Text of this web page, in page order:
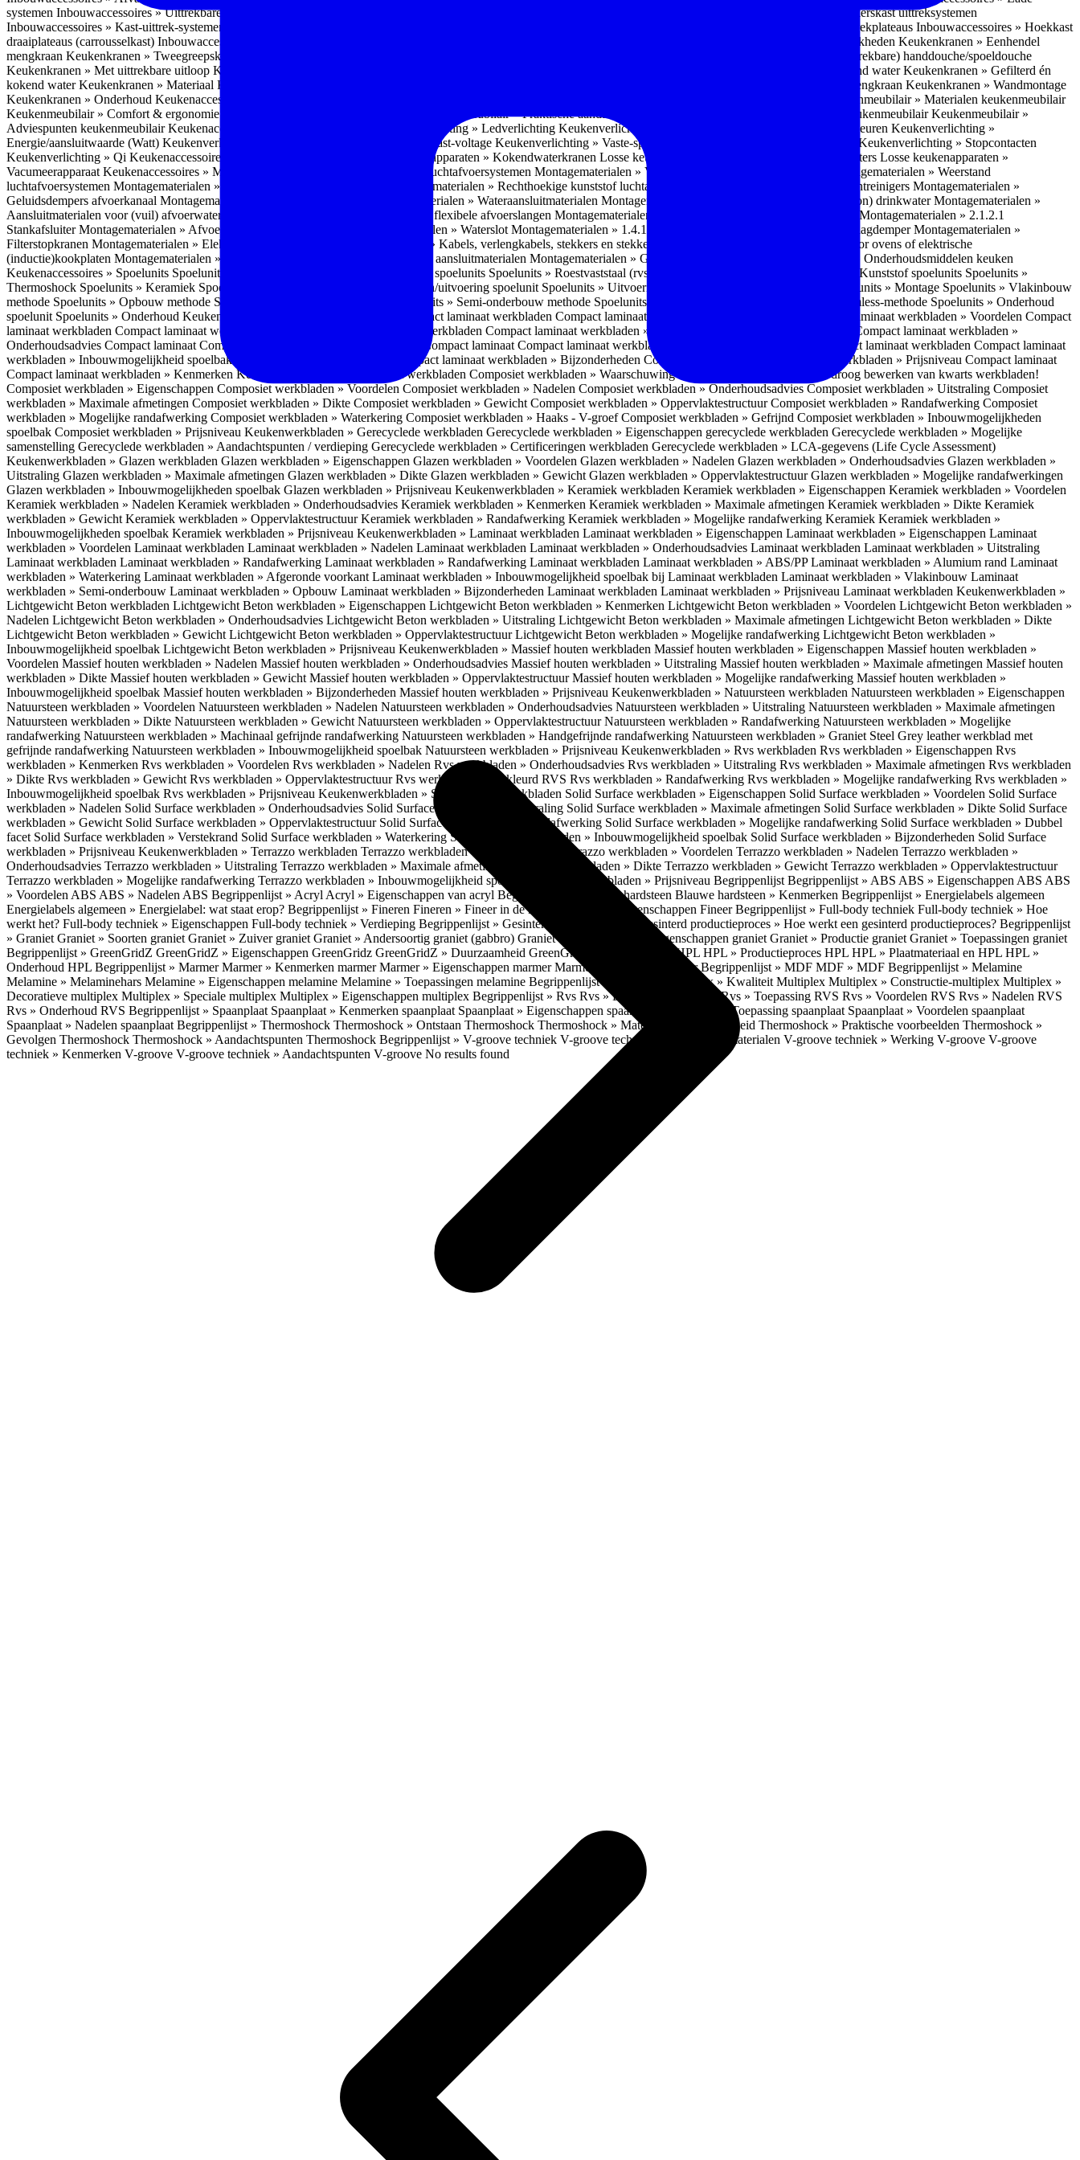
systemen Inbouwaccessoires » Uittrekbare ladesystemen
Inbouwaccessoires » Apothekerskast uittreksystemen
Inbouwaccessoires » Kast-uittrek-systemen
Inbouwaccessoires » Hoekkast uittrekplateaus Inbouwaccessoires » Hoekkast
draaiplateaus (carrousselkast) Inbouwaccessoires » Onderhoud Keukenkranen » Bedieningsmogelijkheden Keukenkranen » Eenhendel
mengkraan Keukenkranen » Tweegreepskraan
Keukenkranen » Met (uitrekbare) handdouche/spoeldouche
Keukenkranen » Met uittrekbare uitloop Keukenkranen » Gefilterd water Keukenkranen » Kokend waterKeukenkranen » Gefilterd én
kokend waterKeukenkranen » Materiaal Keukenkranen » Pvd Techniek (pvd) Keukenkranen » Bladmengkraan Keukenkranen » Wandmontage
Keukenkranen » Onderhoud Keukenaccessoires » Keukenmeubilair
Keukenmeubilair » Materialen keukenmeubilair
Keukenmeubilair » Comfort & ergonomie
Keukenmeubilair » Praktische aandachtspunten Keukenmeubilair » Duurzaamheid keukenmeubilairKeukenmeubilair »
Adviespunten keukenmeubilairKeukenaccessoires » Keukenverlichting Keukenverlichting » Ledverlichting Keukenverlichting » Installatie Keukenverlichting » Lichtkleuren Keukenverlichting »
Energie/aansluitwaarde (Watt) Keukenverlichting » Leddriver Keukenverlichting » Vast-voltage Keukenverlichting » Vaste-spanning
Keukenverlichting » Stopcontacten
Keukenverlichting » Qi Keukenaccessoires » Losse keukenapparaten Losse keukenapparaten » Kokendwaterkranen Losse keukenapparaten » Plintverwarming/plintheaters Losse keukenapparaten »
Vacumeerapparaat Keukenaccessoires » Montagematerialen Montagematerialen » Luchtafvoersystemen Montagematerialen » Verschillende Luchtafvoersystemen
Montagematerialen » Weerstand
luchtafvoersystemen Montagematerialen » Flexibele (ronde) afvoerslangen Montagematerialen » Rechthoekige kunststof luchtafvoersystemen Montagematerialen » Luchtreinigers Montagematerialen »
Geluidsdempers afvoerkanaal Montagematerialen » Aansluitmaterialen Montagematerialen » Wateraansluitmaterialen Montagematerialen » Aansluitmateriaal voor (schoon) drinkwaterMontagematerialen »
Aansluitmaterialen voor (vuil) afvoerwater sifons
Montagematerialen » 1.2.1 Ronde flexibele afvoerslangen Montagematerialen » Dempingsysteem van lades en deuren Montagematerialen » 2.1.2.1
StankafsluiterMontagematerialen » Afvoerpluggen t.b.v. spoelunits Montagematerialen » Waterslot Montagematerialen » 1.4.1 Plasmafilter Montagematerialen » WaterslagdemperMontagematerialen »
Filterstopkranen Montagematerialen » Elektra aansluitmateriaal Montagematerialen » Kabels, verlengkabels, stekkers en stekkerblokken
Montagematerialen » Kabels voor ovens of elektrische
(inductie)kookplaten Montagematerialen » Combiregelaar Montagematerialen » Gas aansluitmaterialen Montagematerialen » Gasaansluitmaterialen
Montagematerialen » Onderhoudsmiddelen keuken
Keukenaccessoires » Spoelunits Spoelunits » Types/soorten Spoelunits » Materialen spoelunits Spoelunits » Roestvaststaal (rvs) Spoelunits » Kunststof spoelunits Spoelunits »
Thermoshock Spoelunits » Keramiek Spoelunits » Tegelbakken Spoelunits » Design/uitvoering spoelunit Spoelunits » Uitvoering Spoelunits » Montage Spoelunits » Vlakinbouw
methode Spoelunits » Opbouw methode Spoelunits » Onderbouw methode Spoelunits » Semi-onderbouw methode Spoelunits » Tussenbouw methode Spoelunits » Rimless-methode Spoelunits » Onderhoud
spoelunit Spoelunits » Onderhoud Keukenwerkbladen Keukenwerkbladen » Compact laminaat werkbladen Compact laminaat werkbladen » Eigenschappen
Compact laminaat werkbladen » Voordelen Compact
laminaat werkbladen Compact laminaat werkbladen » Nadelen Compact laminaat werkbladen Compact laminaat werkbladen » Nanotech massief laminaat werkbladen
Compact laminaat werkbladen »
Onderhoudsadvies Compact laminaat Compact laminaat werkbladen » Uitstraling Compact laminaat Compact laminaat werkbladen » Mogelijke randafwerking Compact laminaat werkbladen Compact laminaat
werkbladen » Inbouwmogelijkheid spoelbak Compact laminaat werkbladen
Compact laminaat werkbladen » Bijzonderheden Compact laminaat
Compact laminaat werkbladen » Prijsniveau Compact laminaat
Compact laminaat werkbladen » Kenmerken Keukenwerkbladen » Composiet werkbladen Composiet werkbladen » Waarschuwing Monteurs: bescherm je bij het droog bewerken van kwarts werkbladen!
Composiet werkbladen » Eigenschappen Composiet werkbladen » Voordelen Composiet werkbladen » Nadelen Composiet werkbladen » OnderhoudsadviesComposiet werkbladen » Uitstraling Composiet
werkbladen » Maximale afmetingen Composiet werkbladen » Dikte Composiet werkbladen » Gewicht Composiet werkbladen » OppervlaktestructuurComposiet werkbladen » Randafwerking Composiet
werkbladen » Mogelijke randafwerking Composiet werkbladen » Waterkering Composiet werkbladen » Haaks - V-groefComposiet werkbladen » Gefrijnd Composiet werkbladen » Inbouwmogelijkheden
spoelbak Composiet werkbladen » Prijsniveau Keukenwerkbladen » Gerecyclede werkbladen Gerecyclede werkbladen » Eigenschappen gerecyclede werkbladen Gerecyclede werkbladen » Mogelijke
samenstelling Gerecyclede werkbladen » Aandachtspunten / verdieping Gerecyclede werkbladen » Certificeringen werkbladen Gerecyclede werkbladen » LCA-gegevens (Life Cycle Assessment)
Keukenwerkbladen » Glazen werkbladen Glazen werkbladen » Eigenschappen Glazen werkbladen » Voordelen Glazen werkbladen » Nadelen Glazen werkbladen » Onderhoudsadvies Glazen werkbladen »
Uitstraling Glazen werkbladen » Maximale afmetingen Glazen werkbladen » Dikte Glazen werkbladen » Gewicht Glazen werkbladen » OppervlaktestructuurGlazen werkbladen » Mogelijke randafwerkingen
Glazen werkbladen » Inbouwmogelijkheden spoelbak Glazen werkbladen » Prijsniveau Keukenwerkbladen » Keramiek werkbladen Keramiek werkbladen » Eigenschappen Keramiek werkbladen » Voordelen
Keramiek werkbladen » Nadelen Keramiek werkbladen » Onderhoudsadvies Keramiek werkbladen » Kenmerken Keramiek werkbladen » Maximale afmetingen Keramiek werkbladen » Dikte Keramiek
werkbladen » Gewicht Keramiek werkbladen » OppervlaktestructuurKeramiek werkbladen » Randafwerking Keramiek werkbladen » Mogelijke randafwerking Keramiek Keramiek werkbladen »
Inbouwmogelijkheden spoelbak Keramiek werkbladen » Prijsniveau Keukenwerkbladen » Laminaat werkbladen Laminaat werkbladen » Eigenschappen Laminaat werkbladen » Eigenschappen Laminaat
werkbladen » Voordelen Laminaat werkbladen Laminaat werkbladen » Nadelen Laminaat werkbladen Laminaat werkbladen » Onderhoudsadvies Laminaat werkbladen Laminaat werkbladen » Uitstraling
Laminaat werkbladen Laminaat werkbladen » Randafwerking Laminaat werkbladen » Randafwerking Laminaat werkbladen Laminaat werkbladen » ABS/PPLaminaat werkbladen » Alumium rand Laminaat
werkbladen » Waterkering Laminaat werkbladen » Afgeronde voorkant Laminaat werkbladen » Inbouwmogelijkheid spoelbak bij Laminaat werkbladen Laminaat werkbladen » Vlakinbouw Laminaat
werkbladen » Semi-onderbouw Laminaat werkbladen » Opbouw Laminaat werkbladen » Bijzonderheden Laminaat werkbladen Laminaat werkbladen » Prijsniveau Laminaat werkbladen Keukenwerkbladen »
Lichtgewicht Beton werkbladen Lichtgewicht Beton werkbladen » Eigenschappen Lichtgewicht Beton werkbladen » Kenmerken Lichtgewicht Beton werkbladen » Voordelen Lichtgewicht Beton werkbladen »
Nadelen Lichtgewicht Beton werkbladen » Onderhoudsadvies Lichtgewicht Beton werkbladen » Uitstraling Lichtgewicht Beton werkbladen » Maximale afmetingen Lichtgewicht Beton werkbladen » Dikte
Lichtgewicht Beton werkbladen » Gewicht Lichtgewicht Beton werkbladen » OppervlaktestructuurLichtgewicht Beton werkbladen » Mogelijke randafwerking Lichtgewicht Beton werkbladen »
Inbouwmogelijkheid spoelbak Lichtgewicht Beton werkbladen » Prijsniveau Keukenwerkbladen » Massief houten werkbladen Massief houten werkbladen » Eigenschappen Massief houten werkbladen »
Voordelen Massief houten werkbladen » Nadelen Massief houten werkbladen » Onderhoudsadvies Massief houten werkbladen » Uitstraling Massief houten werkbladen » Maximale afmetingen Massief houten
werkbladen » Dikte Massief houten werkbladen » Gewicht Massief houten werkbladen » OppervlaktestructuurMassief houten werkbladen » Mogelijke randafwerking Massief houten werkbladen »
Inbouwmogelijkheid spoelbak Massief houten werkbladen » Bijzonderheden Massief houten werkbladen » Prijsniveau Keukenwerkbladen » Natuursteen werkbladen Natuursteen werkbladen » Eigenschappen
Natuursteen werkbladen » Voordelen Natuursteen werkbladen » Nadelen Natuursteen werkbladen » Onderhoudsadvies Natuursteen werkbladen » Uitstraling Natuursteen werkbladen » Maximale afmetingen
Natuursteen werkbladen » Dikte Natuursteen werkbladen » Gewicht Natuursteen werkbladen » OppervlaktestructuurNatuursteen werkbladen » Randafwerking Natuursteen werkbladen » Mogelijke
randafwerking Natuursteen werkbladen » Machinaal gefrijnde randafwerking Natuursteen werkbladen » Handgefrijnde randafwerking Natuursteen werkbladen » Graniet Steel Grey leather werkblad met
gefrijnde randafwerking Natuursteen werkbladen » Inbouwmogelijkheid spoelbak Natuursteen werkbladen » Prijsniveau Keukenwerkbladen » Rvs werkbladen Rvs werkbladen » Eigenschappen Rvs
werkbladen » Kenmerken Rvs werkbladen » Voordelen Rvs werkbladen » Nadelen Rvs werkbladen » Onderhoudsadvies Rvs werkbladen » Uitstraling Rvs werkbladen » Maximale afmetingen Rvs werkbladen
» Dikte Rvs werkbladen » Gewicht Rvs werkbladen » OppervlaktestructuurRvs werkbladen » Gekleurd RVS Rvs werkbladen » Randafwerking Rvs werkbladen » Mogelijke randafwerking Rvs werkbladen »
Inbouwmogelijkheid spoelbak Rvs werkbladen » Prijsniveau Keukenwerkbladen » Solid Surface werkbladen Solid Surface werkbladen » Eigenschappen Solid Surface werkbladen » Voordelen Solid Surface
werkbladen » Nadelen Solid Surface werkbladen » Onderhoudsadvies Solid Surface werkbladen » Uitstraling Solid Surface werkbladen » Maximale afmetingen Solid Surface werkbladen » Dikte Solid Surface
werkbladen » Gewicht Solid Surface werkbladen » Oppervlaktestructuur Solid Surface werkbladen » Randafwerking Solid Surface werkbladen » Mogelijke randafwerking Solid Surface werkbladen » Dubbel
facet Solid Surface werkbladen » Verstekrand Solid Surface werkbladen » WaterkeringSolid Surface werkbladen » Inbouwmogelijkheid spoelbak Solid Surface werkbladen » Bijzonderheden Solid Surface
werkbladen » Prijsniveau Keukenwerkbladen » Terrazzo werkbladen Terrazzo werkbladen » Eigenschappen Terrazzo werkbladen » Voordelen Terrazzo werkbladen » Nadelen Terrazzo werkbladen »
Onderhoudsadvies Terrazzo werkbladen » Uitstraling Terrazzo werkbladen » Maximale afmetingen Terrazzo werkbladen » Dikte Terrazzo werkbladen » Gewicht Terrazzo werkbladen » Oppervlaktestructuur
Terrazzo werkbladen » Mogelijke randafwerking Terrazzo werkbladen » Inbouwmogelijkheid spoelbak Terrazzo werkbladen » Prijsniveau Begrippenlijst Begrippenlijst » ABS ABS » Eigenschappen ABS ABS
» Voordelen ABS ABS » Nadelen ABS Begrippenlijst » Acryl Acryl » Eigenschappen van acryl Begrippenlijst » Blauwe hardsteen Blauwe hardsteen » Kenmerken Begrippenlijst » Energielabels algemeen
Energielabels algemeen » Energielabel: wat staat erop? Begrippenlijst » Fineren Fineren » Fineer in de keuken Fineren » Eigenschappen FineerBegrippenlijst » Full-body techniek Full-body techniek » Hoe
werkt het? Full-body techniek » Eigenschappen Full-body techniek » Verdieping Begrippenlijst » Gesinterd productieproces Gesinterd productieproces » Hoe werkt een gesinterd productieproces? Begrippenlijst
» Graniet Graniet » Soorten graniet Graniet » Zuiver graniet Graniet » Andersoortig graniet (gabbro) Graniet » Gneis Graniet » Eigenschappen graniet Graniet » Productie graniet Graniet » Toepassingen graniet
Begrippenlijst » GreenGridZ GreenGridZ » Eigenschappen GreenGridz GreenGridZ » Duurzaamheid GreenGridz Begrippenlijst » HPL HPL » Productieproces HPL HPL » Plaatmateriaal en HPL HPL »
Onderhoud HPL Begrippenlijst » MarmerMarmer » Kenmerken marmerMarmer » Eigenschappen marmerMarmer » Productie marmerBegrippenlijst » MDF MDF » MDF Begrippenlijst » Melamine
Melamine » Melaminehars Melamine » Eigenschappen melamine Melamine » Toepassingen melamine Begrippenlijst » Multiplex Multiplex » Kwaliteit Multiplex Multiplex » Constructie-multiplex Multiplex »
Decoratieve multiplex Multiplex » Speciale multiplex Multiplex » Eigenschappen multiplex Begrippenlijst » Rvs Rvs » Eigenschappen RVS Rvs » Toepassing RVS Rvs » Voordelen RVS Rvs » Nadelen RVS
Rvs » Onderhoud RVS Begrippenlijst » Spaanplaat Spaanplaat » Kenmerken spaanplaat Spaanplaat » Eigenschappen spaanplaat Spaanplaat » Toepassing spaanplaat Spaanplaat » Voordelen spaanplaat
Spaanplaat » Nadelen spaanplaat Begrippenlijst » Thermoshock Thermoshock » Ontstaan Thermoshock Thermoshock » Materialen & gevoeligheid Thermoshock » Praktische voorbeelden Thermoshock »
Gevolgen Thermoshock Thermoshock » Aandachtspunten Thermoshock Begrippenlijst » V-groove techniek V-groove techniek » Toepasbare materialen V-groove techniek » Werking V-groove V-groove
techniek » Kenmerken V-groove V-groove techniek » Aandachtspunten V-groove No results found